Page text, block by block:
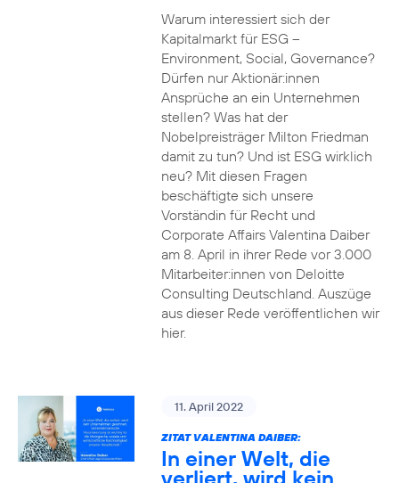
Warum interessiert sich der
Kapitalmarkt für ESG –
Environment, Social, Governance?
Dürfen nur Aktionär:innen
Ansprüche an ein Unternehmen
stellen? Was hat der
Nobelpreisträger Milton Friedman
damit zu tun? Und ist ESG wirklich
neu? Mit diesen Fragen
beschäftigte sich unsere
Vorständin für Recht und
Corporate Affairs Valentina Daiber
am 8. April in ihrer Rede vor 3.000
Mitarbeiter:innen von Deloitte
Consulting Deutschland. Auszüge
aus dieser Rede veröffentlichen wir
hier.
11. April 2022
ZITAT VALENTINA DAIBER:
In einer Welt, die
verliert, wird kein